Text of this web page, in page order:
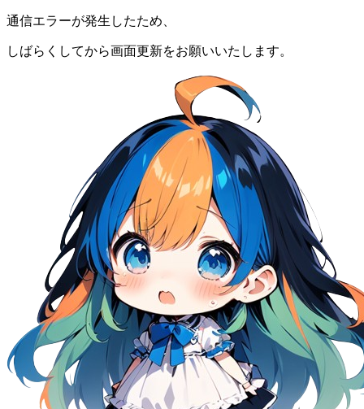
通信エラーが発生したため、
しばらくしてから画面更新をお願いいたします。